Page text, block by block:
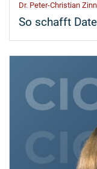
Dr. Peter-Christian Zinn
So schafft